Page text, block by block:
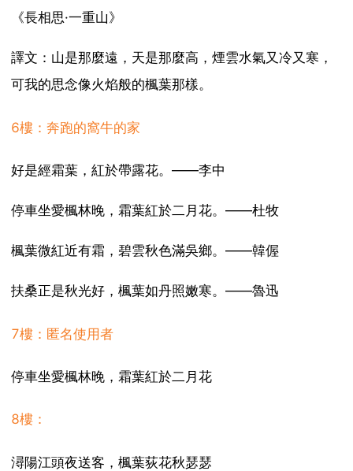
《長相思·一重山》
譯文：山是那麼遠，天是那麼高，煙雲水氣又冷又寒，
可我的思念像火焰般的楓葉那樣。
6樓：奔跑的窩牛的家
好是經霜葉，紅於帶露花。——李中
停車坐愛楓林晚，霜葉紅於二月花。——杜牧
楓葉微紅近有霜，碧雲秋色滿吳鄉。——韓偓
扶桑正是秋光好，楓葉如丹照嫩寒。——魯迅
7樓：匿名使用者
停車坐愛楓林晚，霜葉紅於二月花
8樓：
潯陽江頭夜送客，楓葉荻花秋瑟瑟